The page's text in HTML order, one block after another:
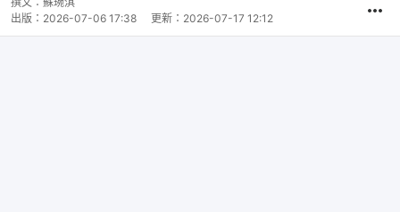
出版： 2026-07-06 17:38 更新： 2026-07-17 12:12